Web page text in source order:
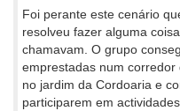
Foi perante este cenário
resolveu fazer alguma
chamavam. O grupo
emprestadas num corredor
no jardim da Cordoaria e
participarem em